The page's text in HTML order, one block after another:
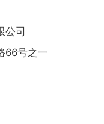
公司
66号之一